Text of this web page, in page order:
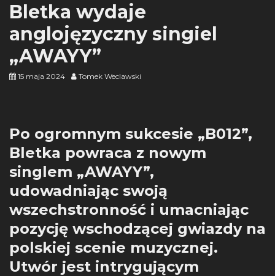
Bletka wydaje
anglojęzyczny singiel
„AWAYY”
15 maja 2024 Tomek Weclawski
Po ogromnym sukcesie „B012”,
Bletka powraca z nowym
singlem „AWAYY”,
udowadniając swoją
wszechstronność i umacniając
pozycję wschodzącej gwiazdy na
polskiej scenie muzycznej.
Utwór jest intrygującym